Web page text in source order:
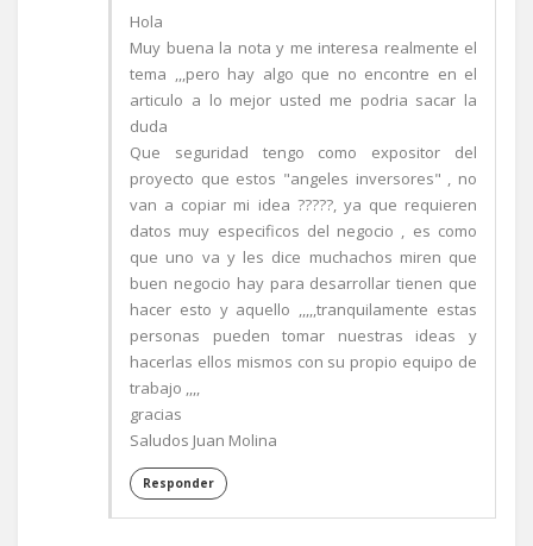
Hola
Muy buena la nota y me interesa realmente el
tema ,,,pero hay algo que no encontre en el
articulo a lo mejor usted me podria sacar la
duda
Que seguridad tengo como expositor del
proyecto que estos "angeles inversores" , no
van a copiar mi idea ?????, ya que requieren
datos muy especificos del negocio , es como
que uno va y les dice muchachos miren que
buen negocio hay para desarrollar tienen que
hacer esto y aquello ,,,,,tranquilamente estas
personas pueden tomar nuestras ideas y
hacerlas ellos mismos con su propio equipo de
trabajo ,,,,
gracias
Saludos Juan Molina
Responder